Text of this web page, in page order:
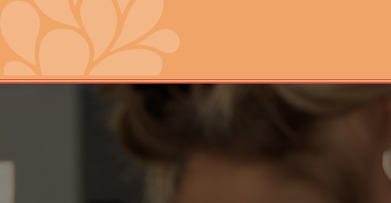
Перейти к основному содержанию